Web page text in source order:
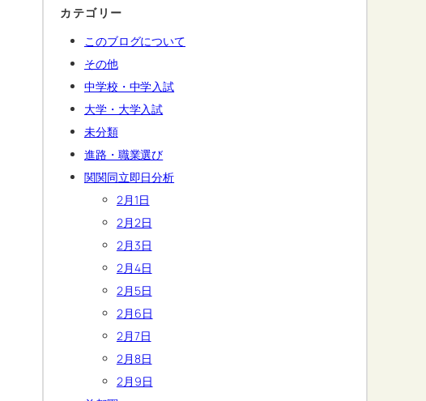
カテゴリー
このブログについて
その他
中学校・中学入試
大学・大学入試
未分類
進路・職業選び
関関同立即日分析
2月1日
2月2日
2月3日
2月4日
2月5日
2月6日
2月7日
2月8日
2月9日